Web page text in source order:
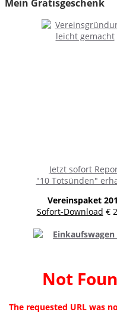
Mein Gratisgeschenk
Jetzt sofort
"10 Totsünden"
Vereinspaket
Sofort-Download €
Not
The requested URL was